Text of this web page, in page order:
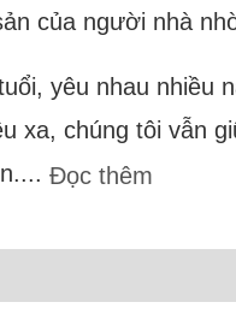
của người nhà
yêu nhau nhiều
xa, chúng tôi vẫn
Đọc thêm